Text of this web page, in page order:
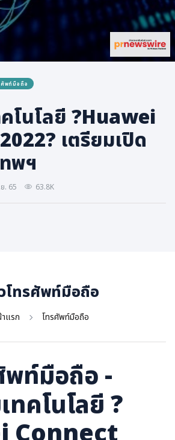
ศัพท์มือถือ
โนโลยี ?Huawei
เตรียมเปิด
พฯ
. 65 63.8K
โทรศัพท์มือถือ
แรก โทรศัพท์มือถือ
พท์มือถือ -
ทคโนโลยี ?
Connect